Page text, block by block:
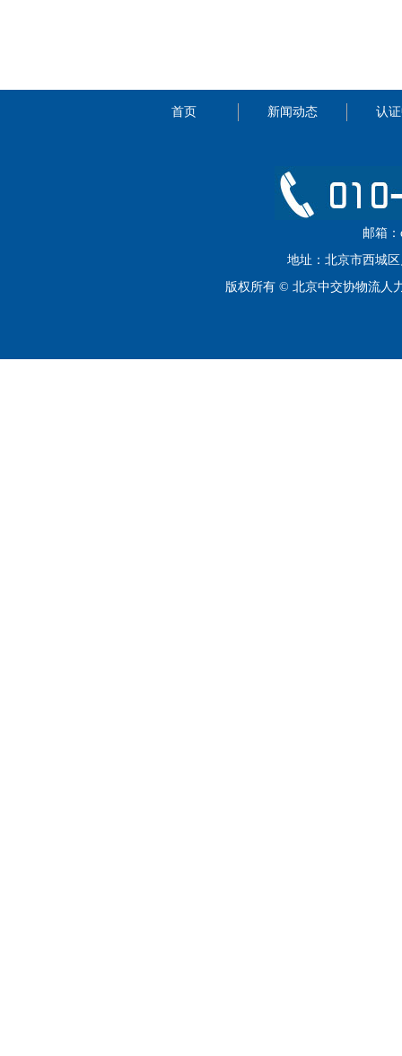
首页 新闻动态 认
邮箱：
地址：北京市西城区
版权所有 © 北京中交协物流人